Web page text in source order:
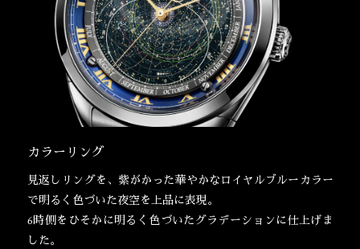
カラーリング
見返しリングを、紫がかった華やかなロイヤルブルーカラー
で明るく色づいた夜空を上品に表現。
6時側をひそかに明るく色づいたグラデーションに仕上げま
した。